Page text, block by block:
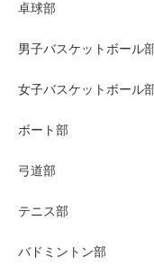
卓球部
男子バスケットボール
女子バスケットボール
ボート部
弓道部
テニス部
バドミントン部